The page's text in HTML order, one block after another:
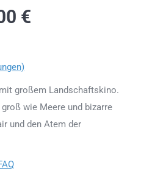
€
großem Landschaftskino.
wie Meere und bizarre
und den Atem der